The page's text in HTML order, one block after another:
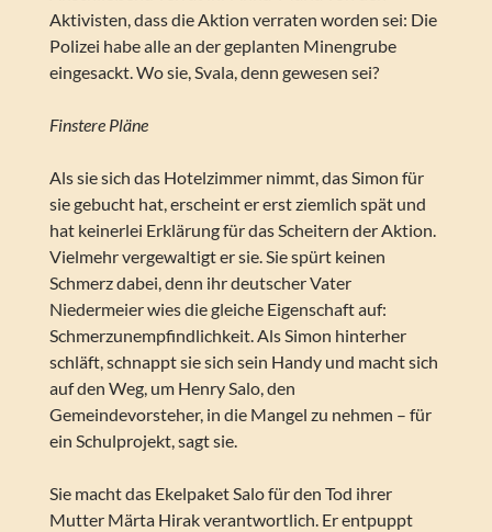
Aktivisten, dass die Aktion verraten worden sei: Die
Polizei habe alle an der geplanten Minengrube
eingesackt. Wo sie, Svala, denn gewesen sei?
Finstere Pläne
Als sie sich das Hotelzimmer nimmt, das Simon für
sie gebucht hat, erscheint er erst ziemlich spät und
hat keinerlei Erklärung für das Scheitern der Aktion.
Vielmehr vergewaltigt er sie. Sie spürt keinen
Schmerz dabei, denn ihr deutscher Vater
Niedermeier wies die gleiche Eigenschaft auf:
Schmerzunempfindlichkeit. Als Simon hinterher
schläft, schnappt sie sich sein Handy und macht sich
auf den Weg, um Henry Salo, den
Gemeindevorsteher, in die Mangel zu nehmen – für
ein Schulprojekt, sagt sie.
Sie macht das Ekelpaket Salo für den Tod ihrer
Mutter Märta Hirak verantwortlich. Er entpuppt